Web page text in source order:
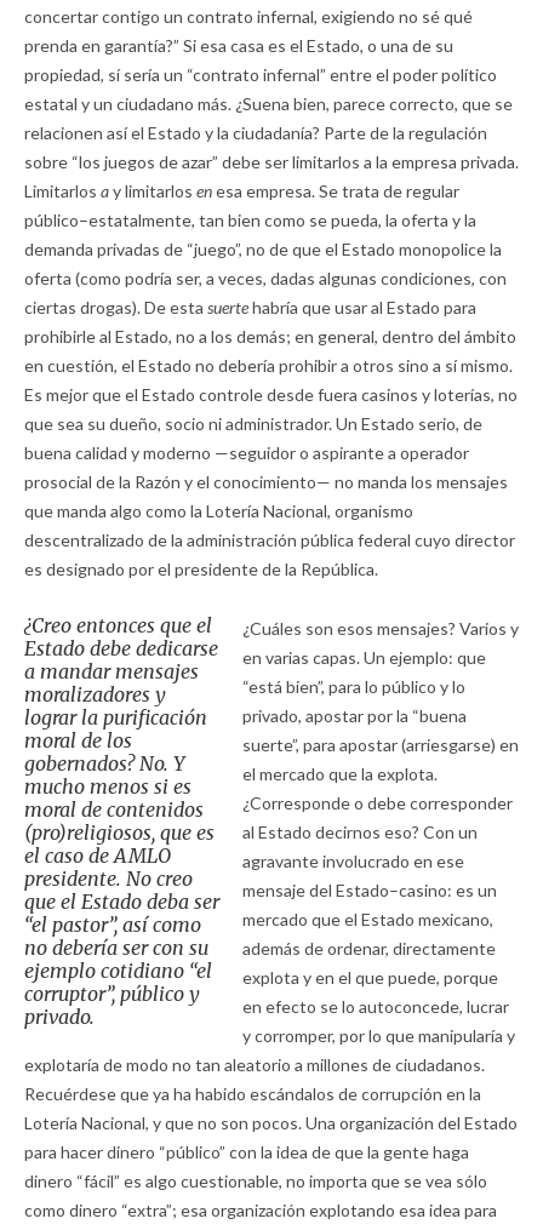
concertar contigo un contrato infernal, exigiendo no sé qué
prenda en garantía?” Si esa casa es el Estado, o una de su
propiedad, sí sería un “contrato infernal” entre el poder político
estatal y un ciudadano más. ¿Suena bien, parece correcto, que se
relacionen así el Estado y la ciudadanía? Parte de la regulación
sobre “los juegos de azar” debe ser limitarlos a la empresa privada.
Limitarlos ay limitarlos enesa empresa. Se trata de regular
público–estatalmente, tan bien como se pueda, la oferta y la
demanda privadas de “juego”, no de que el Estado monopolice la
oferta (como podría ser, a veces, dadas algunas condiciones, con
ciertas drogas). De esta suertehabría que usar al Estado para
prohibirle al Estado, no a los demás; en general, dentro del ámbito
en cuestión, el Estado no debería prohibir a otros sino a sí mismo.
Es mejor que el Estado controle desde fuera casinos y loterías, no
que sea su dueño, socio ni administrador. Un Estado serio, de
buena calidad y moderno —seguidor o aspirante a operador
prosocial de la Razón y el conocimiento— no manda los mensajes
que manda algo como la Lotería Nacional, organismo
descentralizado de la administración pública federal cuyo director
es designado por el presidente de la República.
¿Creo entonces que el
Estado debe dedicarse
a mandar mensajes
moralizadores y
lograr la purificación
moral de los
gobernados? No. Y
mucho menos si es
moral de contenidos
(pro)religiosos, que es
el caso de AMLO
presidente. No creo
que el Estado deba ser
“el pastor”, así como
no debería ser con su
ejemplo cotidiano “el
corruptor”, público y
privado.
¿Cuáles son esos mensajes? Varios y
en varias capas. Un ejemplo: que
“está bien”, para lo público y lo
privado, apostar por la “buena
suerte”, para apostar (arriesgarse) en
el mercado que la explota.
¿Corresponde o debe corresponder
al Estado decirnos eso? Con un
agravante involucrado en ese
mensaje del Estado–casino: es un
mercado que el Estado mexicano,
además de ordenar, directamente
explota y en el que puede, porque
en efecto se lo autoconcede, lucrar
y corromper, por lo que manipularía y
explotaría de modo no tan aleatorio a millones de ciudadanos.
Recuérdese que ya ha habido escándalos de corrupción en la
Lotería Nacional, y que no son pocos. Una organización del Estado
para hacer dinero “público” con la idea de que la gente haga
dinero “fácil” es algo cuestionable, no importa que se vea sólo
como dinero “extra”; esa organización explotando esa idea para